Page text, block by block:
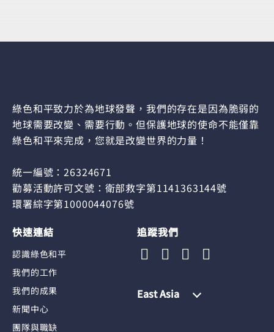
綠色和平致力於為地球發聲，我們的存在是因為脆弱的
地球需要改變、需要行動。但保護地球的使命不能僅靠
綠色和平來完成，您就是改變世界的力量！
統一編號：26324671
勸募活動許可文號：衛部救字第1141363144號
環署綜字第1000044076號
快速連結
認識綠色和平
我們的工作
我們的成果
新聞中心
團隊與職缺
追蹤我們
East Asia